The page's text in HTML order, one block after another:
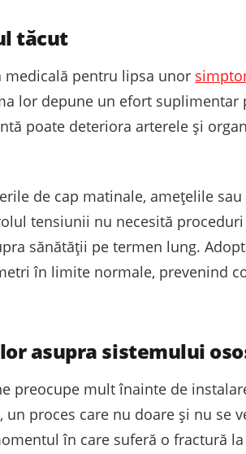
tăcut
medicală pentru lipsa unor
lor depune un efort
poate deteriora arterele și
de cap matinale, amețelile
tensiunii nu necesită
sănătății pe termen lung.
în limite normale, prevenind
asupra sistemului
preocupe mult înainte de
proces care nu doare și nu se
în care suferă o fractură